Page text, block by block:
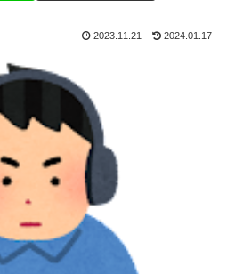
2023.11.21 2024.01.17